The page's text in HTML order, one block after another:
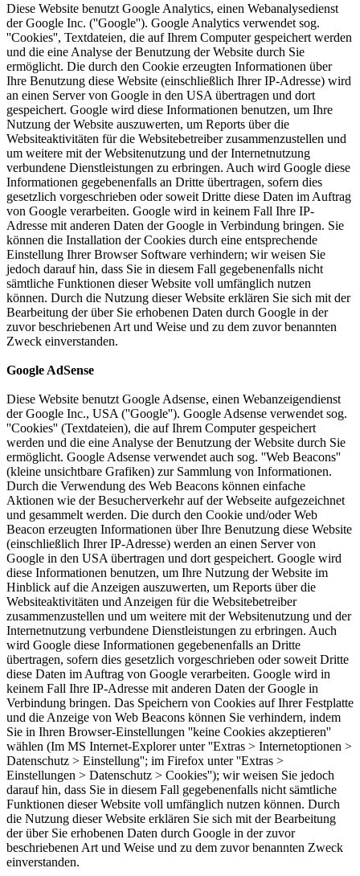
Diese Website benutzt Google Analytics, einen Webanalysedienst
der Google Inc. (''Google''). Google Analytics verwendet sog.
''Cookies'', Textdateien, die auf Ihrem Computer gespeichert werden
und die eine Analyse der Benutzung der Website durch Sie
ermöglicht. Die durch den Cookie erzeugten Informationen über
Ihre Benutzung diese Website (einschließlich Ihrer IP-Adresse) wird
an einen Server von Google in den USA übertragen und dort
gespeichert. Google wird diese Informationen benutzen, um Ihre
Nutzung der Website auszuwerten, um Reports über die
Websiteaktivitäten für die Websitebetreiber zusammenzustellen und
um weitere mit der Websitenutzung und der Internetnutzung
verbundene Dienstleistungen zu erbringen. Auch wird Google diese
Informationen gegebenenfalls an Dritte übertragen, sofern dies
gesetzlich vorgeschrieben oder soweit Dritte diese Daten im Auftrag
von Google verarbeiten. Google wird in keinem Fall Ihre IP-
Adresse mit anderen Daten der Google in Verbindung bringen. Sie
können die Installation der Cookies durch eine entsprechende
Einstellung Ihrer Browser Software verhindern; wir weisen Sie
jedoch darauf hin, dass Sie in diesem Fall gegebenenfalls nicht
sämtliche Funktionen dieser Website voll umfänglich nutzen
können. Durch die Nutzung dieser Website erklären Sie sich mit der
Bearbeitung der über Sie erhobenen Daten durch Google in der
zuvor beschriebenen Art und Weise und zu dem zuvor benannten
Zweck einverstanden.
Google AdSense
Diese Website benutzt Google Adsense, einen Webanzeigendienst
der Google Inc., USA (''Google''). Google Adsense verwendet sog.
''Cookies'' (Textdateien), die auf Ihrem Computer gespeichert
werden und die eine Analyse der Benutzung der Website durch Sie
ermöglicht. Google Adsense verwendet auch sog. ''Web Beacons''
(kleine unsichtbare Grafiken) zur Sammlung von Informationen.
Durch die Verwendung des Web Beacons können einfache
Aktionen wie der Besucherverkehr auf der Webseite aufgezeichnet
und gesammelt werden. Die durch den Cookie und/oder Web
Beacon erzeugten Informationen über Ihre Benutzung diese Website
(einschließlich Ihrer IP-Adresse) werden an einen Server von
Google in den USA übertragen und dort gespeichert. Google wird
diese Informationen benutzen, um Ihre Nutzung der Website im
Hinblick auf die Anzeigen auszuwerten, um Reports über die
Websiteaktivitäten und Anzeigen für die Websitebetreiber
zusammenzustellen und um weitere mit der Websitenutzung und der
Internetnutzung verbundene Dienstleistungen zu erbringen. Auch
wird Google diese Informationen gegebenenfalls an Dritte
übertragen, sofern dies gesetzlich vorgeschrieben oder soweit Dritte
diese Daten im Auftrag von Google verarbeiten. Google wird in
keinem Fall Ihre IP-Adresse mit anderen Daten der Google in
Verbindung bringen. Das Speichern von Cookies auf Ihrer Festplatte
und die Anzeige von Web Beacons können Sie verhindern, indem
Sie in Ihren Browser-Einstellungen ''keine Cookies akzeptieren''
wählen (Im MS Internet-Explorer unter ''Extras > Internetoptionen >
Datenschutz > Einstellung''; im Firefox unter ''Extras >
Einstellungen > Datenschutz > Cookies''); wir weisen Sie jedoch
darauf hin, dass Sie in diesem Fall gegebenenfalls nicht sämtliche
Funktionen dieser Website voll umfänglich nutzen können. Durch
die Nutzung dieser Website erklären Sie sich mit der Bearbeitung
der über Sie erhobenen Daten durch Google in der zuvor
beschriebenen Art und Weise und zu dem zuvor benannten Zweck
einverstanden.